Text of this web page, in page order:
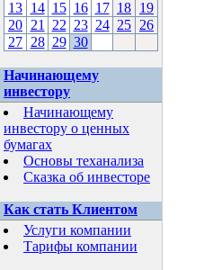
13 14 15 16 17 18 19
20 21 22 23 24 25 26
27 28 29 30
Начинающему
инвестору
Начинающему
инвестору о ценных
бумагах
Основы теханализа
Сказка об инвесторе
Как стать Клиентом
Услуги компании
Тарифы компании